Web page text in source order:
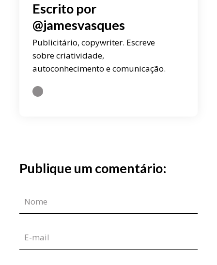
Escrito por
@jamesvasques
Publicitário, copywriter. Escreve
sobre criatividade,
autoconhecimento e comunicação.
Publique um comentário: